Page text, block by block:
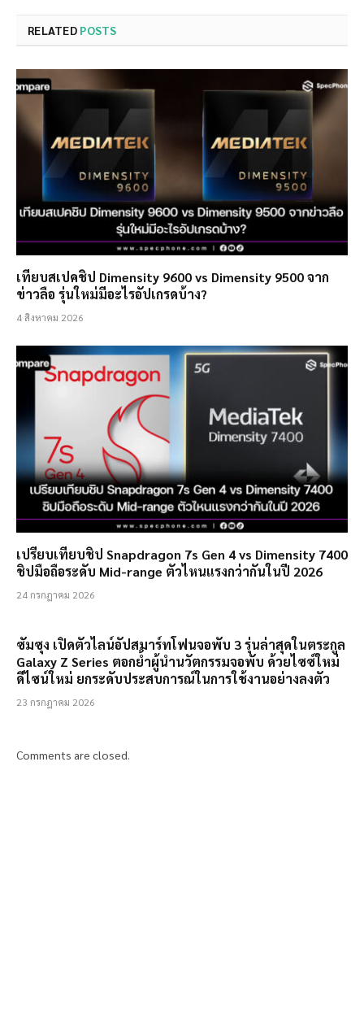
RELATED POSTS
เทียบสเปคชิป Dimensity 9600 vs Dimensity 9500 จาก
ข่าวลือ รุ่นใหม่มีอะไรอัปเกรดบ้าง?
4 สิงหาคม 2026
เปรียบเทียบชิป Snapdragon 7s Gen 4 vs Dimensity 7400
ชิปมือถือระดับ Mid-range ตัวไหนแรงกว่ากันในปี 2026
24 กรกฎาคม 2026
ซัมซุง เปิดตัวไลน์อัปสมาร์ทโฟนจอพับ 3 รุ่นล่าสุดในตระกูล
Galaxy Z Series ตอกย้ำผู้นำนวัตกรรมจอพับ ด้วยไซซ์ใหม่
ดีไซน์ใหม่ ยกระดับประสบการณ์ในการใช้งานอย่างลงตัว
23 กรกฎาคม 2026
Comments are closed.